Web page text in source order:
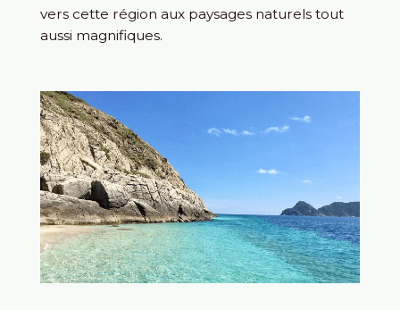
vers cette région aux paysages naturels tout
aussi magnifiques.